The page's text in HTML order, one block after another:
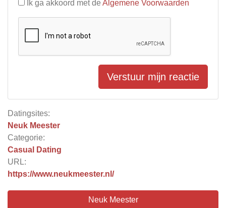
Datingsites:
Neuk Meester
Categorie:
Casual Dating
URL:
https://www.neukmeester.nl/
Neuk Meester
Ik ga akkoord met de Algemene Voorwaarden
Verstuur mijn reactie